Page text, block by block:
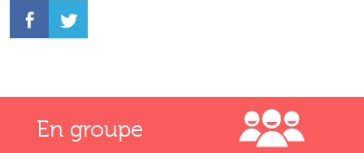
En groupe